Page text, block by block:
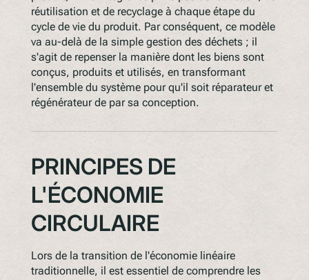
réutilisation et de recyclage à chaque étape du
cycle de vie du produit. Par conséquent, ce modèle
va au-delà de la simple gestion des déchets ; il
s'agit de repenser la manière dont les biens sont
conçus, produits et utilisés, en transformant
l'ensemble du système pour qu'il soit réparateur et
régénérateur de par sa conception.
PRINCIPES DE
L'ÉCONOMIE
CIRCULAIRE
Lors de la transition de l'économie linéaire
traditionnelle, il est essentiel de comprendre les